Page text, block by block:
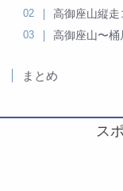
高御座山縦走
高御座山〜
まとめ
ス